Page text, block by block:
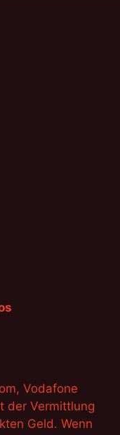
Vodafone
der Vermittlung
Geld. Wenn